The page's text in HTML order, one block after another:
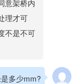
意架桥内
理才可
不是不可
多少mm?